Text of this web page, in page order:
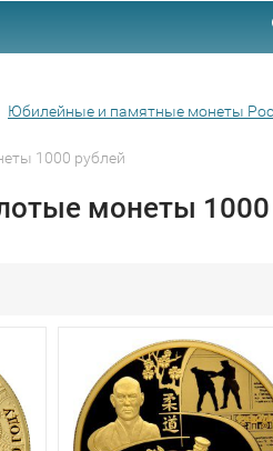
Юбилейные и памятные монеты
1000 рублей
монеты 1000